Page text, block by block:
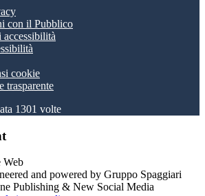
con il Pubblico
cookie
trasparente
1301 volte
and powered by Gruppo Spaggiari
Publishing & New Social Media